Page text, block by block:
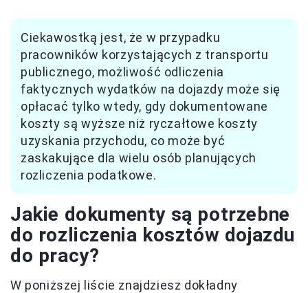
Ciekawostką jest, że w przypadku
pracowników korzystających z transportu
publicznego, możliwość odliczenia
faktycznych wydatków na dojazdy może się
opłacać tylko wtedy, gdy dokumentowane
koszty są wyższe niż ryczałtowe koszty
uzyskania przychodu, co może być
zaskakujące dla wielu osób planujących
rozliczenia podatkowe.
Jakie dokumenty są potrzebne
do rozliczenia kosztów dojazdu
do pracy?
W poniższej liście znajdziesz dokładny